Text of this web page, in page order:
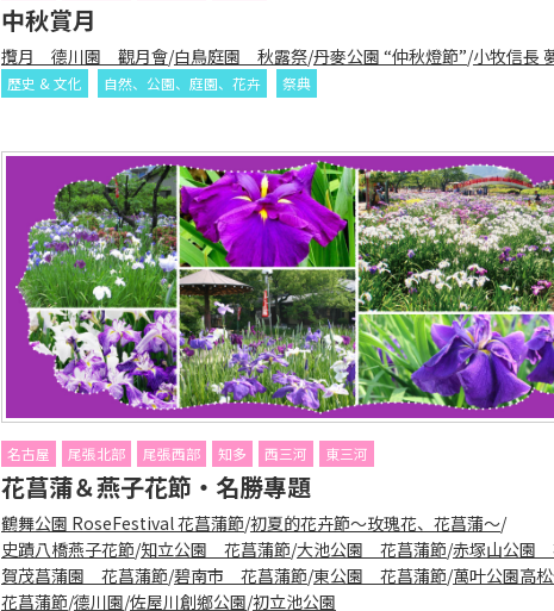
中秋賞月
攬月 德川園 觀月會/白鳥庭園 秋露祭/丹麥公園 “仲秋燈節”/小牧信長
歷史 & 文化 自然、公園、庭園、花卉 祭典
名古屋 尾張北部 尾張西部 知多 西三河 東三河
花菖蒲＆燕子花節・名勝專題
鶴舞公園 RoseFestival 花菖蒲節/初夏的花卉節～玫瑰花、花菖蒲～/
史蹟八橋燕子花節/知立公園 花菖蒲節/大池公園 花菖蒲節/赤塚山公園
賀茂菖蒲園 花菖蒲節/碧南市 花菖蒲節/東公園 花菖蒲節/萬叶公園高
花菖蒲節/德川園/佐屋川創鄉公園/初立池公園